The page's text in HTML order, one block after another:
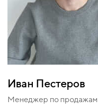
Иван Пестеров
Менеджер по продажам